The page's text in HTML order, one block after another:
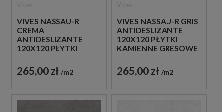
VIVES NASSAU-R
CREMA
ANTIDESLIZANTE
120X120 PŁYTKI
265,00 zł m2
VIVES NASSAU-R GRIS
ANTIDESLIZANTE
120X120 PŁYTKI
KAMIENNE GRESOWE
265,00 zł m2